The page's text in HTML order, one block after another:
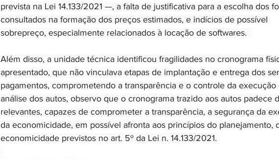
prevista na Lei 14.133/2021 —, a falta de justificativa para a escolha dos
consultados na formação dos preços estimados, e indícios de possível
sobrepreço, especialmente relacionados à locação de softwares.
Além disso, a unidade técnica identificou fragilidades no cronograma
apresentado, que não vinculava etapas de implantação e entrega dos
pagamentos, comprometendo a transparência e o controle da execução
análise dos autos, observo que o cronograma trazido aos autos padece
relevantes, capazes de comprometer a transparência, a segurança da
da economicidade, em possível afronta aos princípios do planejamento,
economicidade previstos no art. 5º da Lei n. 14.133/2021.